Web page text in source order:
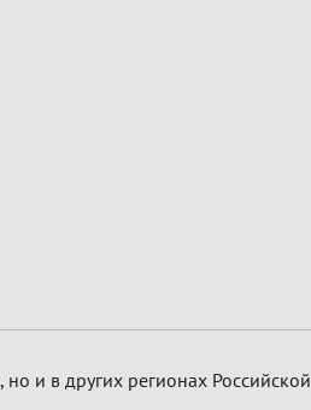
, но и в других регионах Российской